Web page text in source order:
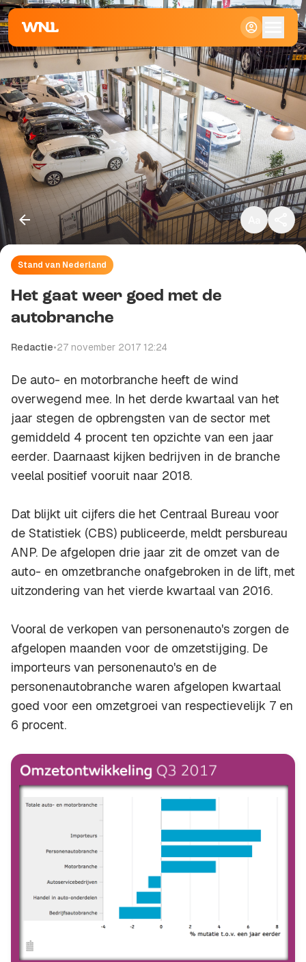
Klein
Standaard
Groot
Stand van Nederland
Het gaat weer goed met de
autobranche
Redactie•27 november 2017 12:24
De auto- en motorbranche heeft de wind
overwegend mee. In het derde kwartaal van het
jaar stegen de opbrengsten van de sector met
gemiddeld 4 procent ten opzichte van een jaar
eerder. Daarnaast kijken bedrijven in de branche
veelal positief vooruit naar 2018.
Dat blijkt uit cijfers die het Centraal Bureau voor
de Statistiek (CBS) publiceerde, meldt persbureau
ANP. De afgelopen drie jaar zit de omzet van de
auto- en omzetbranche onafgebroken in de lift, met
uitzondering van het vierde kwartaal van 2016.
Vooral de verkopen van personenauto's zorgen de
afgelopen maanden voor de omzetstijging. De
importeurs van personenauto's en de
personenautobranche waren afgelopen kwartaal
goed voor een omzetgroei van respectievelijk 7 en
6 procent.